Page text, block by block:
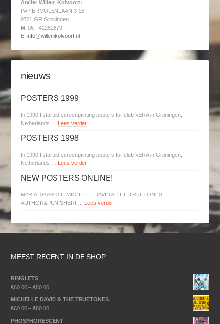
Atelier Willem Kolvoort:
PAPIERMOLENLAAN 3-26
9721 GR Groningen
M: 06 - 42252879
E:info@willemkolvoort.nl
nieuws
POSTERS 1999
In 1990 I started screenprinting posters for club VERA in Groningen,
Netherlands … Lees verder
POSTERS 1998
In 1990 I started screenprinting posters for club VERA in Groningen,
Netherlands … Lees verder
NEW POSTERS ONLINE!
MARIA ISKARIOT! MICHELLE DAVID & THE TRUETONES!
AUTHOR&PUNISHER! … Lees verder
MEEST RECENT IN DE SHOP
RINGLETS
€60.00 –€80.00
MICHELLE DAVID & THE TRUETONES
€60.00 –€80.00
PHOSPHORESCENT